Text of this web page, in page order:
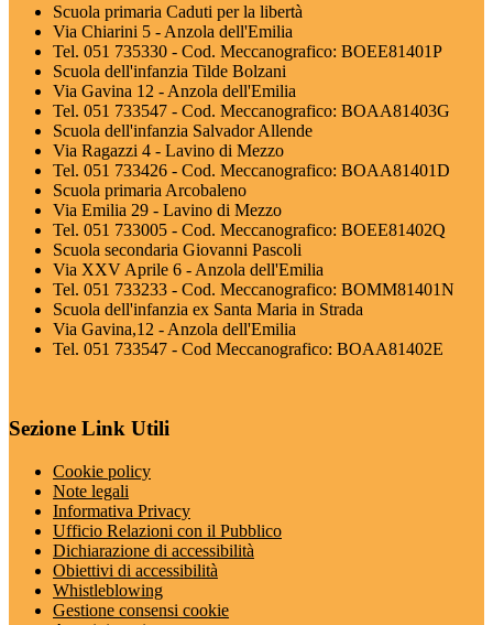
Scuola primaria Caduti per la libertà
Via Chiarini 5 - Anzola dell'Emilia
Tel. 051 735330 - Cod. Meccanografico: BOEE81401P
Scuola dell'infanzia Tilde Bolzani
Via Gavina 12 - Anzola dell'Emilia
Tel. 051 733547 - Cod. Meccanografico: BOAA81403G
Scuola dell'infanzia Salvador Allende
Via Ragazzi 4 - Lavino di Mezzo
Tel. 051 733426 - Cod. Meccanografico: BOAA81401D
Scuola primaria Arcobaleno
Via Emilia 29 - Lavino di Mezzo
Tel. 051 733005 - Cod. Meccanografico: BOEE81402Q
Scuola secondaria Giovanni Pascoli
Via XXV Aprile 6 - Anzola dell'Emilia
Tel. 051 733233 - Cod. Meccanografico: BOMM81401N
Scuola dell'infanzia ex Santa Maria in Strada
Via Gavina,12 - Anzola dell'Emilia
Tel. 051 733547 - Cod Meccanografico: BOAA81402E
Sezione Link Utili
Cookie policy
Note legali
Informativa Privacy
Ufficio Relazioni con il Pubblico
Dichiarazione di accessibilità
Obiettivi di accessibilità
Whistleblowing
Gestione consensi cookie